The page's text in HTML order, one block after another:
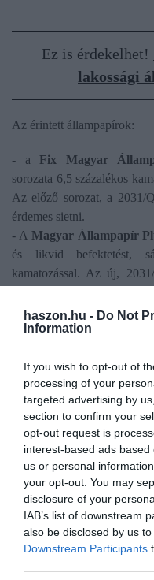
haszon.hu - Do Not
Information
If you wish to opt-out of
processing of your
targeted advertising by
section to confirm your
opt-out request is
interest-based ads
us or personal
your opt-out. You may
disclosure of your
IAB’s list of downstream
also be disclosed by us
Downstream Participants
Ez is érdekelhet!
lakossági
Az érintett állampapírok:
- a Fix Magyar
sorozata 6,5 százalékos
Az előző sorozat, a 2031/
érdemes sietni.
- A Magyar Állampapír
és likvid befektetést,
kamatozással. Az új,
ig kapható.
- AMÁP Plusz
- Az egy- és kétéves
százalékra csökken.
Olvasd el ezt is!
Pénzlekötés három
betéti kamatok
Jó befektetés a
A Revolutra is